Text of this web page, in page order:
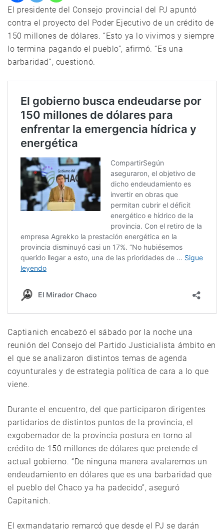
El presidente del Consejo provincial del PJ apuntó
contra el proyecto del Poder Ejecutivo de un crédito de
150 millones de dólares. “Esto ya lo vivimos y siempre
lo termina pagando el pueblo”, afirmó. “Es una
barbaridad”, cuestionó.
Captianich encabezó el sábado por la noche una
reunión del Consejo del Partido Justicialista ámbito en
el que se analizaron distintos temas de agenda
coyunturales y de estrategia política de cara a lo que
viene.
Durante el encuentro, del que participaron dirigentes
partidarios de distintos puntos de la provincia, el
exgobernador de la provincia postura en torno al
crédito de 150 millones de dólares que pretende el
actual gobierno. “De ninguna manera avalaremos un
endeudamiento en dólares que es una barbaridad que
el pueblo del Chaco ya ha padecido”, aseguró
Capitanich.
El exmandatario remarcó que desde el PJ se darán